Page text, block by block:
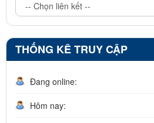
THỐNG KÊ TRUY CẬP
Đang online:
Hôm nay: